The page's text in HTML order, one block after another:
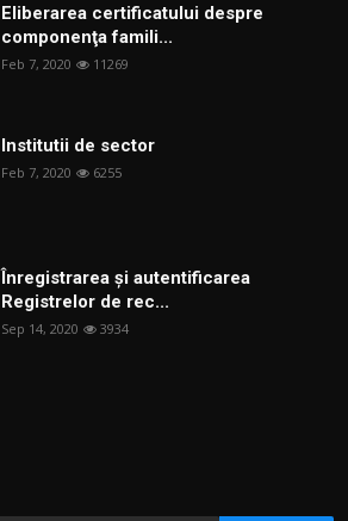
Eliberarea certificatului despre
componenţa famili...
Feb 7, 2020 11269
Institutii de sector
Feb 7, 2020 6255
Înregistrarea și autentificarea
Registrelor de rec...
Sep 14, 2020 3934